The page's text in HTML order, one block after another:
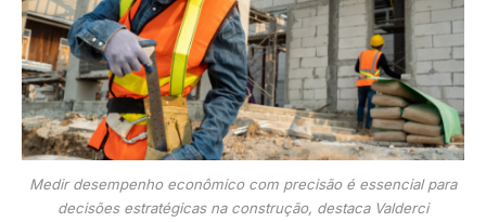
Medir desempenho econômico com precisão é essencial para
decisões estratégicas na construção, destaca Valderci